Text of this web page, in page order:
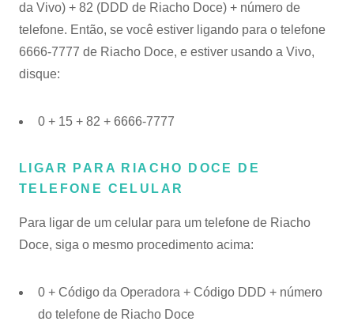
da Vivo) + 82 (DDD de Riacho Doce) + número de
telefone. Então, se você estiver ligando para o telefone
6666-7777 de Riacho Doce, e estiver usando a Vivo,
disque:
0 + 15 + 82 + 6666-7777
LIGAR PARA RIACHO DOCE DE
TELEFONE CELULAR
Para ligar de um celular para um telefone de Riacho
Doce, siga o mesmo procedimento acima:
0 + Código da Operadora + Código DDD + número
do telefone de Riacho Doce